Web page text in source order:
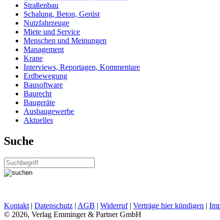
Straßenbau
Schalung, Beton, Gerüst
Nutzfahrzeuge
Miete und Service
Menschen und Meinungen
Management
Krane
Interviews, Reportagen, Kommentare
Erdbewegung
Bausoftware
Baurecht
Baugeräte
Ausbaugewerbe
Aktuelles
Suche
Kontakt | Datenschutz | AGB | Widerruf| Verträge hier kündigen |
© 2026, Verlag Emminger & Partner GmbH